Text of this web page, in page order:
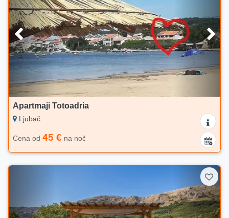
Apartmaji Totoadria
Ljubač
Cena od 45 € na noč